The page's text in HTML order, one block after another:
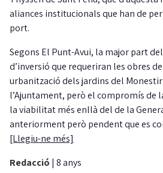
aliances institucionals que han de
port.
Segons El Punt-Avui, la major part
d’inversió que requeriran les obres
urbanització dels jardins del
l’Ajuntament, però el compromís de
la viabilitat més enllà del de la
anteriorment però pendent que es
[Llegiu-ne més]
Redacció | 8 anys